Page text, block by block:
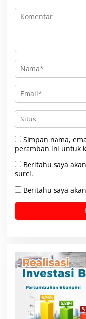
Simpan nama,
peramban ini untuk
Beritahu saya
surel.
Beritahu saya